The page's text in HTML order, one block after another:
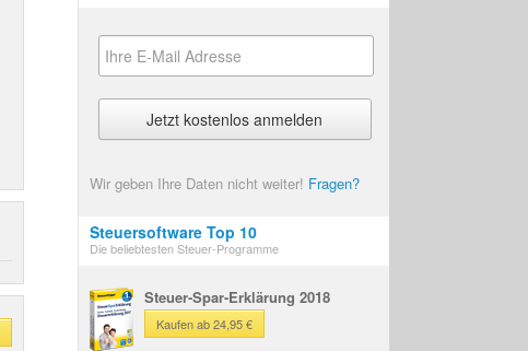
Wir geben Ihre Daten nicht weiter! Fragen?
Steuersoftware Top 10
Die beliebtesten Steuer-Programme
Steuer-Spar-Erklärung 2018
Kaufen ab 24,95 €